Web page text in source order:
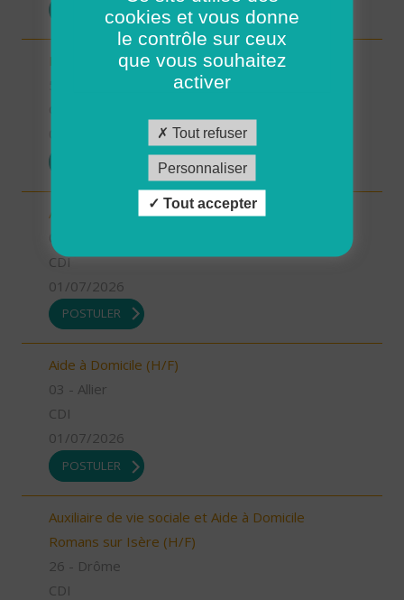
INFIRMIER COORDINATEUR (H/F)
Auxiliaire de Vie Sociale (H/F)
03 - Allier
CDI
01/07/2026
POSTULER
Aide à Domicile (H/F)
03 - Allier
CDI
01/07/2026
POSTULER
Auxiliaire de vie sociale et Aide à Domicile
Romans sur Isère (H/F)
26 - Drôme
CDI
cookies et vous donne
le contrôle sur ceux
que vous souhaitez
activer
Tout refuser
Personnaliser
Tout accepter